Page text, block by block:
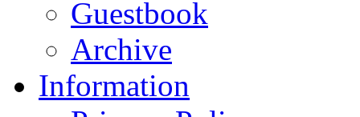
Guestbook
Archive
Information